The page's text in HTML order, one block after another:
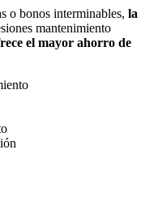
o bonos interminables, la
mantenimiento
el mayor ahorro de